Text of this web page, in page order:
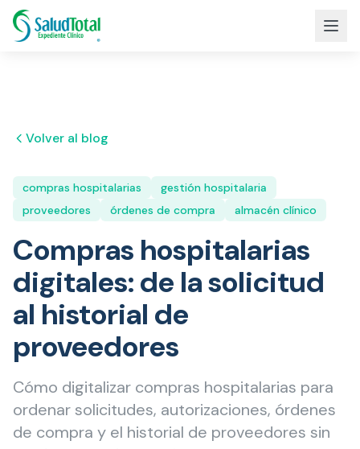
Volver al blog
compras hospitalarias
gestión hospitalaria
proveedores
órdenes de compra almacén clínico
Compras hospitalarias
digitales: de la solicitud
al historial de
proveedores
Cómo digitalizar compras hospitalarias para
ordenar solicitudes, autorizaciones, órdenes
de compra y el historial de proveedores sin